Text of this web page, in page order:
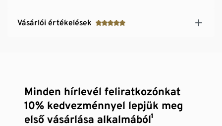
Vásárlói értékelések
Minden hírlevél feliratkozónkat
10% kedvezménnyel lepjük meg
első vásárlása alkalmából¹